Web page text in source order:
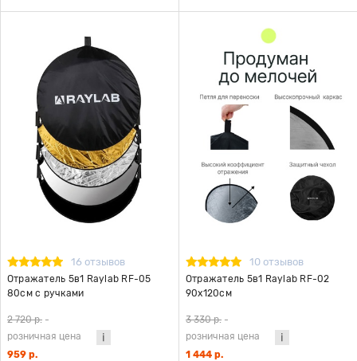
16 отзывов
Отражатель 5в1 Raylab RF-05
80см с ручками
2 720 р. -
розничная цена
959 р.
10 отзывов
Отражатель 5в1 Raylab RF-02
90x120см
3 330 р. -
розничная цена
1 444 р.